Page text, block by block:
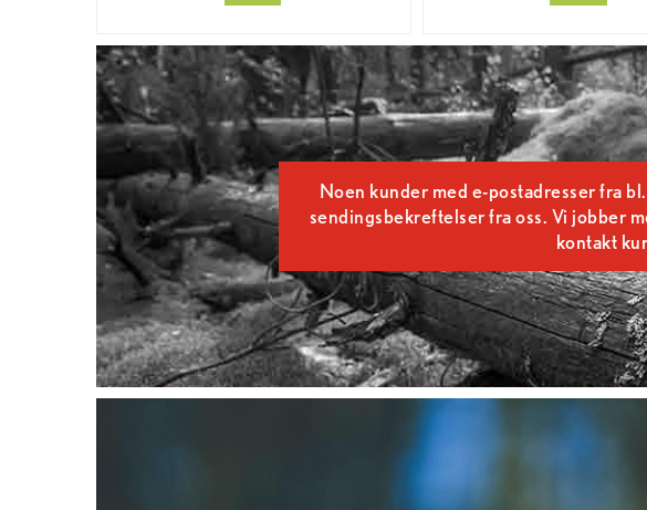
Noen kunder med e-postadresser fra
sendingsbekreftelser fra oss. Vi jobber
kontakt